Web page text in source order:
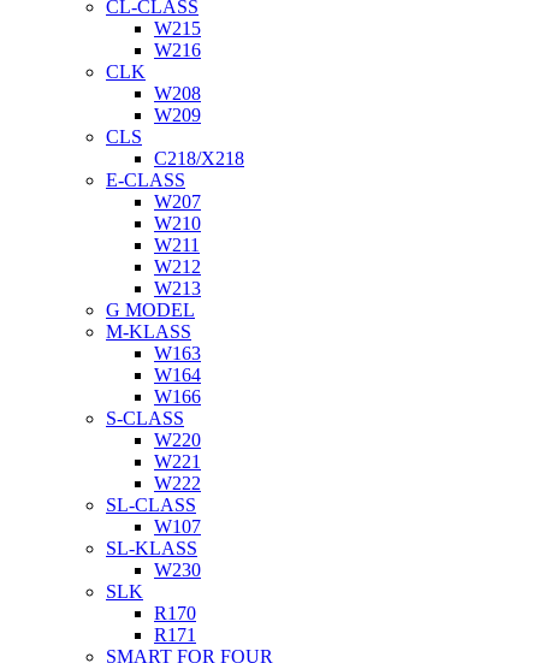
CL-CLASS
W215
W216
CLK
W208
W209
CLS
C218/X218
E-CLASS
W207
W210
W211
W212
W213
G MODEL
M-KLASS
W163
W164
W166
S-CLASS
W220
W221
W222
SL-CLASS
W107
SL-KLASS
W230
SLK
R170
R171
SMART FOR FOUR